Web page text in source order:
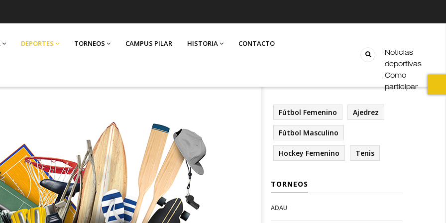
DEPORTES TORNEOS CAMPUS PILAR HISTORIA CONTACTO
Noticias
deportivas
Como
participar
Fútbol Femenino Ajedrez
Fútbol Masculino
Hockey Femenino Tenis
TORNEOS
Open
Deportes
Open
configuration
ADAU